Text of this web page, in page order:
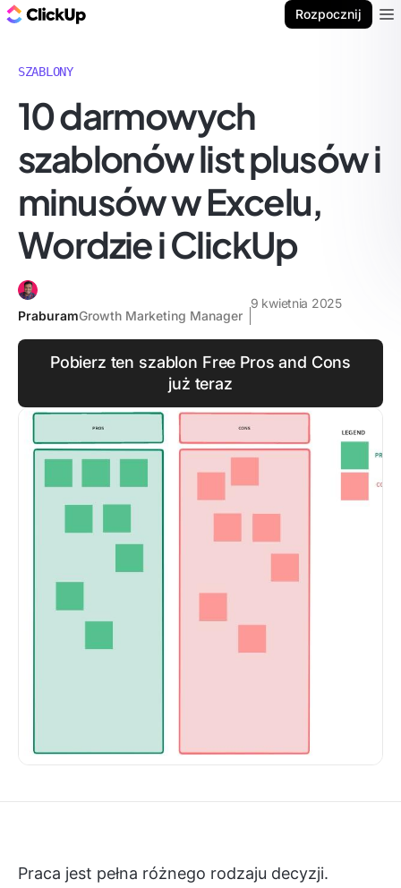
Rozpocznij
SZABLONY
10 darmowych
szablonów list plusów i
minusów w Excelu,
Wordzie i ClickUp
PraburamGrowth Marketing Manager
9 kwietnia 2025
Pobierz ten szablon Free Pros and Cons
już teraz
Praca jest pełna różnego rodzaju decyzji.